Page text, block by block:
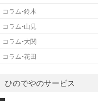
コラム-鈴木
コラム-山見
コラム-大関
コラム-花田
ひのでやのサービス